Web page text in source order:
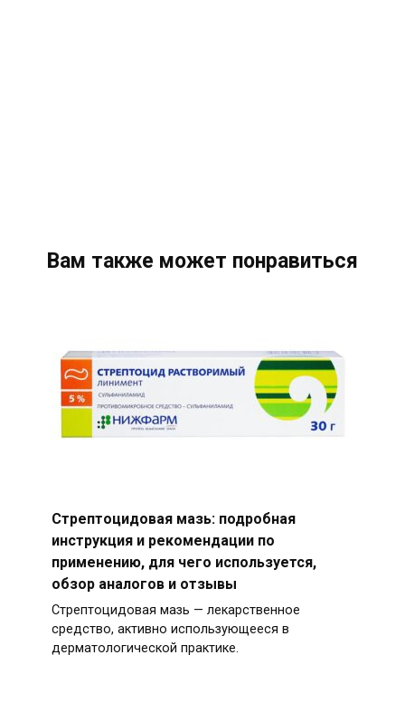
Вам также может понравиться
Стрептоцидовая мазь: подробная
инструкция и рекомендации по
применению, для чего используется,
обзор аналогов и отзывы
Стрептоцидовая мазь — лекарственное
средство, активно использующееся в
дерматологической практике.